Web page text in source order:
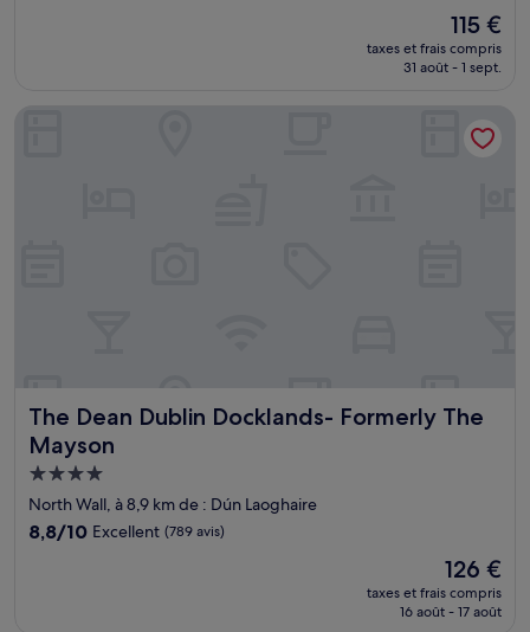
Le
nouveau
prix
de
115 €
115 €
taxes et frais compris
31 août - 1 sept.
The Dean Dublin Docklands- Formerly The
Mayson
The Dean Dublin Docklands- Formerly The Mayson
Hébergement
4.0 étoiles
North Wall, à 8,9 km de : Dún Laoghaire
8.8
8,8/10 Excellent (789 avis)
Le
nouveau
prix
126 €
taxes et frais compris
16 août - 17 août